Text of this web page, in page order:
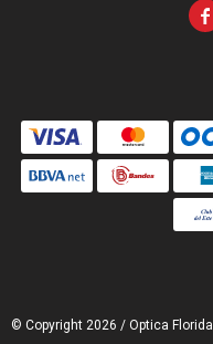

© Copyright 2026 / Optica Florida